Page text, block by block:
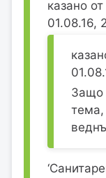
казано
01.08.16,
Защо
тема,